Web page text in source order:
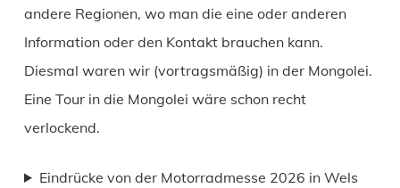
andere Regionen, wo man die eine oder anderen
Information oder den Kontakt brauchen kann.
Diesmal waren wir (vortragsmäßig) in der Mongolei.
Eine Tour in die Mongolei wäre schon recht
verlockend.
Eindrücke von der Motorradmesse 2026 in Wels